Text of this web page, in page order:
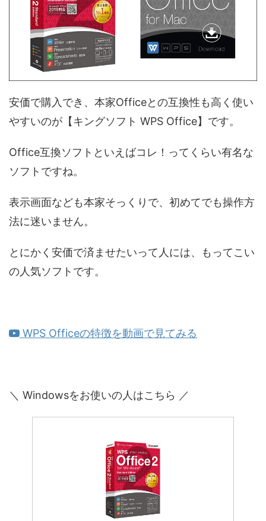
安価で購入でき、本家Officeとの互換性も高く使い
やすいのが【キングソフト WPS Office】です。
Office互換ソフトといえばコレ！ってくらい有名な
ソフトですね。
表示画面なども本家そっくりで、初めてでも操作方
法に迷いません。
とにかく安価で済ませたいって人には、もってこい
の人気ソフトです。
WPS Officeの特徴を動画で見てみる
＼ Windowsをお使いの人はこちら ／